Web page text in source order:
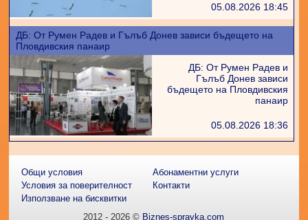
05.08.2026 18:45
ДБ: От Румен Радев и Гълъб Донев зависи бъдещето на
Пловдивския панаир
ДБ: От Румен Радев и
Гълъб Донев зависи
бъдещето на Пловдивския
панаир
05.08.2026 18:36
Общи условия
Условия за поверителност
Използване на бисквитки
Абонаментни услуги
Контакти
2012 - 2026 © Biznes-spravka.com